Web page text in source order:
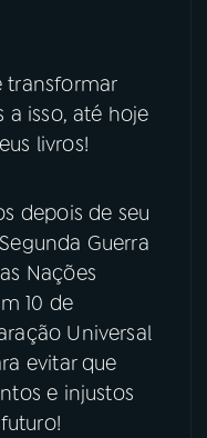
transformar
a isso, até hoje
livros!
depois de seu
Guerra
Nações
10 de
Universal
evitar que
e injustos